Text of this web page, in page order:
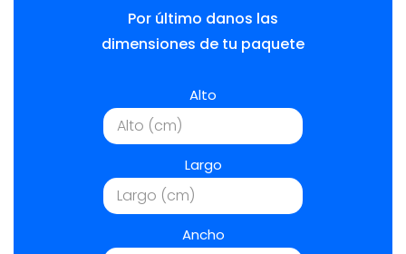
Por último danos las
dimensiones de tu paquete
Alto
Largo
Ancho